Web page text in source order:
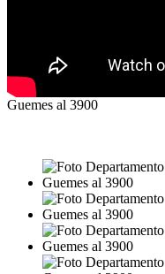
Guemes al 3900